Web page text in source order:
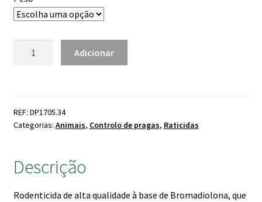
through
6.90 €
(trigo)
Adicionar
REF: DP1705.34
Categorias: Animais, Controlo de pragas, Raticidas
Descrição
Rodenticida de alta qualidade à base de Bromadiolona, que